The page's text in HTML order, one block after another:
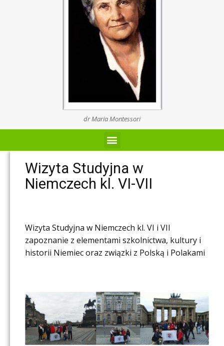
dr Maria Montessori
Wizyta Studyjna w
Niemczech kl. VI-VII
Wizyta Studyjna w Niemczech kl. VI i VII
zapoznanie z elementami szkolnictwa, kultury i
historii Niemiec oraz związki z Polską i Polakami